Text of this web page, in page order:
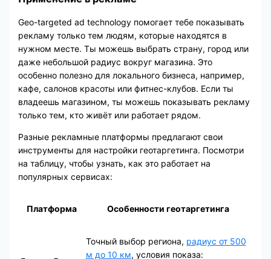
Geo-targeted ad technology помогает тебе показывать
рекламу только тем людям, которые находятся в
нужном месте. Ты можешь выбрать страну, город или
даже небольшой радиус вокруг магазина. Это
особенно полезно для локального бизнеса, например,
кафе, салонов красоты или фитнес-клубов. Если ты
владеешь магазином, ты можешь показывать рекламу
только тем, кто живёт или работает рядом.
Разные рекламные платформы предлагают свои
инструменты для настройки геотаргетинга. Посмотри
на таблицу, чтобы узнать, как это работает на
популярных сервисах:
Платформа Особенности геотаргетинга
Точный выбор региона, радиус от 500
м до 10 км, условия показа: